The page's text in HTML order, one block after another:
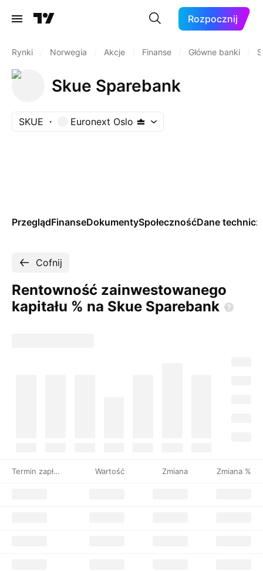
Rozpocznij
Rynki Norwegia Akcje Finanse Główne banki
Skue Sparebank
SKUE Euronext Oslo
PrzeglądFinanseDokumentySpołecznośćDane
Cofnij
Rentowność zainwestowanego
kapitału % na Skue Sparebank
Termin zapłaty Wartość Zmiana Zmiana %